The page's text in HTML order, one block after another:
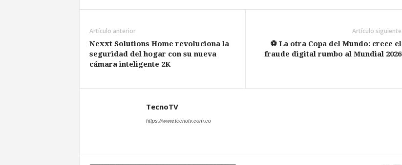
Artículo anterior
Nexxt Solutions Home revoluciona la
seguridad del hogar con su nueva
cámara inteligente 2K
Artículo siguiente
⚽ La otra Copa del Mundo: crece el
fraude digital rumbo al Mundial 2026
TecnoTV
https://www.tecnotv.com.co